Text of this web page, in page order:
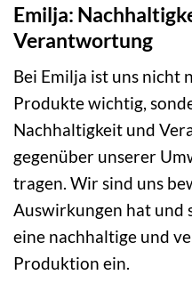
Emilja:
Verantwortung
Bei Emilja ist uns nicht
Produkte wichtig,
Nachhaltigkeit und
gegenüber unserer
tragen. Wir sind uns
Auswirkungen hat und
eine nachhaltige und
Produktion ein.